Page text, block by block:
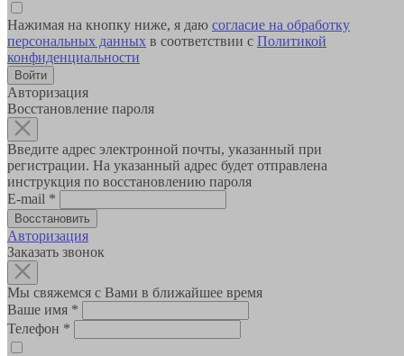
Нажимая на кнопку ниже, я даю согласие на обработку
персональных данных в соответствии с Политикой
конфиденциальности
Авторизация
Восстановление пароля
Введите адрес электронной почты, указанный при
регистрации. На указанный адрес будет отправлена
инструкция по восстановлению пароля
E-mail *
Авторизация
Заказать звонок
Мы свяжемся с Вами в ближайшее время
Ваше имя *
Телефон *